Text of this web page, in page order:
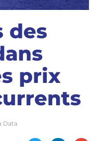
des
prix
Data